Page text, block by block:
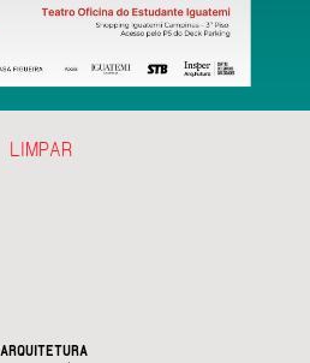
ARQUITETURA
LIMPAR